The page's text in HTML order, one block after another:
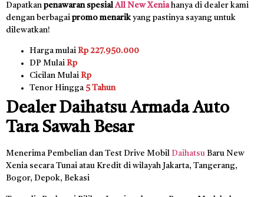
Dapatkan penawaran spesial All New Xeniahanya di dealer kami
dengan berbagai promo menarik yang pastinya sayang untuk
dilewatkan!
Harga mulai Rp 227.950.000
DP Mulai Rp
Cicilan Mulai Rp
Tenor Hingga 5 Tahun
Dealer Daihatsu Armada Auto
Tara Sawah Besar
Menerima Pembelian dan Test Drive Mobil Daihatsu Baru New
Xenia secara Tunai atau Kredit di wilayah Jakarta, Tangerang,
Bogor, Depok, Bekasi